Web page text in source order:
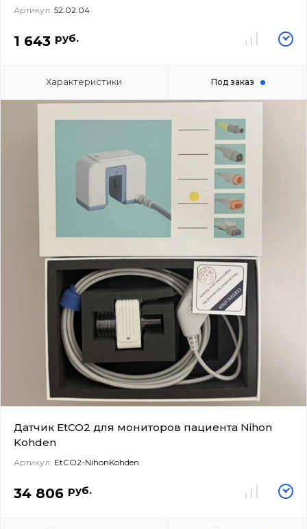
Артикул: 52.02.04
1 643 руб.
Характеристики Под заказ
Датчик EtCO2 для мониторов пациента Nihon
Kohden
Артикул: EtCO2-NihonKohden
34 806 руб.